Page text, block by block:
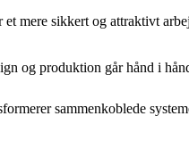
mere sikkert og attraktivt
og produktion går hånd i
sammenkoblede